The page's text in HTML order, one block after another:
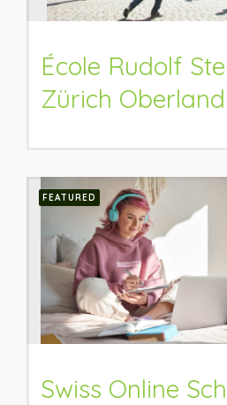
École Rudolf
Zürich Oberland
FEATURED
Swiss Online